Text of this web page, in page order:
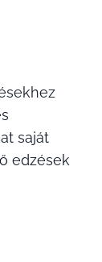
saját
edzések